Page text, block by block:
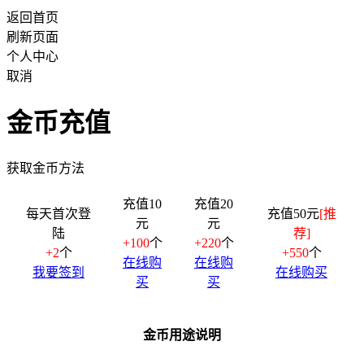
返回首页
刷新页面
个人中心
取消
金币充值
获取金币方法
每天首次登
陆
+2个
我要签到
充值10
元
+100个
在线购
买
充值20
元
+220个
在线购
买
充值50元[推
荐]
+550个
在线购买
金币用途说明